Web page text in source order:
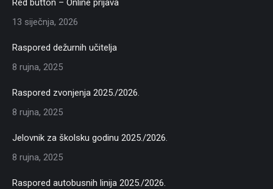
Red button – Online prijava
13 siječnja, 2026
Raspored dežurnih učitelja
8 rujna, 2025
Raspored zvonjenja 2025./2026.
8 rujna, 2025
Jelovnik za školsku godinu 2025./2026.
8 rujna, 2025
Raspored autobusnih linija 2025./2026.